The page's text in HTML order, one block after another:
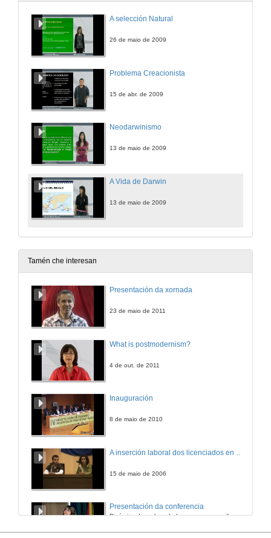
A selección Natural
26 de maio de 2009
Problema Creacionista
15 de abr. de 2009
Neodarwinismo
13 de maio de 2009
A Vida de Darwin
13 de maio de 2009
Tamén che interesan
Presentación da xornada
23 de maio de 2011
What is postmodernism?
4 de out. de 2011
Inauguración
8 de maio de 2010
15 de maio de 2006
Presentación da conferencia
Dinámica de recheo de Lagoons en arrecifes de coral